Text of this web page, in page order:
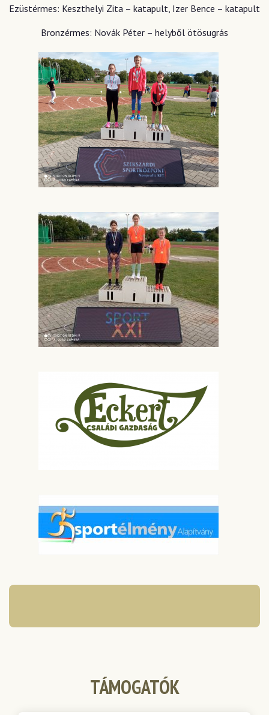
Ezüstérmes: Keszthelyi Zita – katapult, Izer Bence – katapult
Bronzérmes: Novák Péter – helyből ötösugrás
TÁMOGATÓK